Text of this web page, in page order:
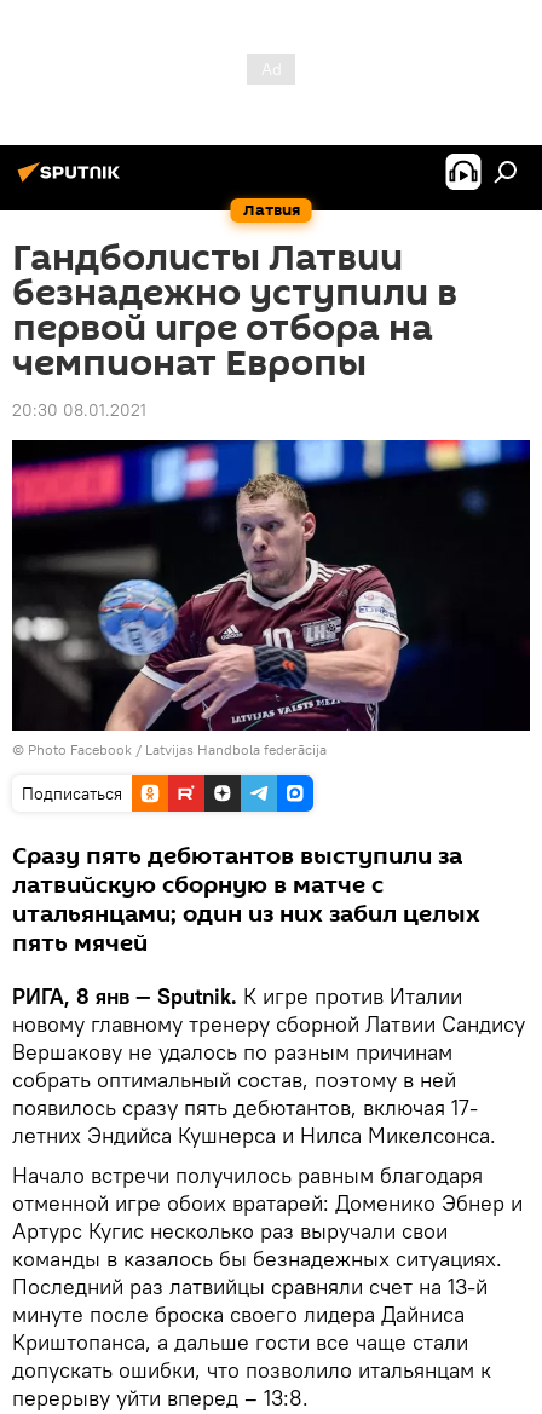
Латвия
Гандболисты Латвии
безнадежно уступили в
первой игре отбора на
чемпионат Европы
20:30 08.01.2021
© Photo Facebook / Latvijas Handbola federācija
Подписаться
Сразу пять дебютантов выступили за
латвийскую сборную в матче с
итальянцами; один из них забил целых
пять мячей
РИГА, 8 янв — Sputnik. К игре против Италии
новому главному тренеру сборной Латвии Сандису
Вершакову не удалось по разным причинам
собрать оптимальный состав, поэтому в ней
появилось сразу пять дебютантов, включая 17-
летних Эндийса Кушнерса и Нилса Микелсонса.
Начало встречи получилось равным благодаря
отменной игре обоих вратарей: Доменико Эбнер и
Артурс Кугис несколько раз выручали свои
команды в казалось бы безнадежных ситуациях.
Последний раз латвийцы сравняли счет на 13-й
минуте после броска своего лидера Дайниса
Криштопанса, а дальше гости все чаще стали
допускать ошибки, что позволило итальянцам к
перерыву уйти вперед – 13:8.